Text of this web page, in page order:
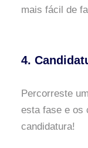
mais fácil de
4.
Percorreste
esta fase e os
candidatura!